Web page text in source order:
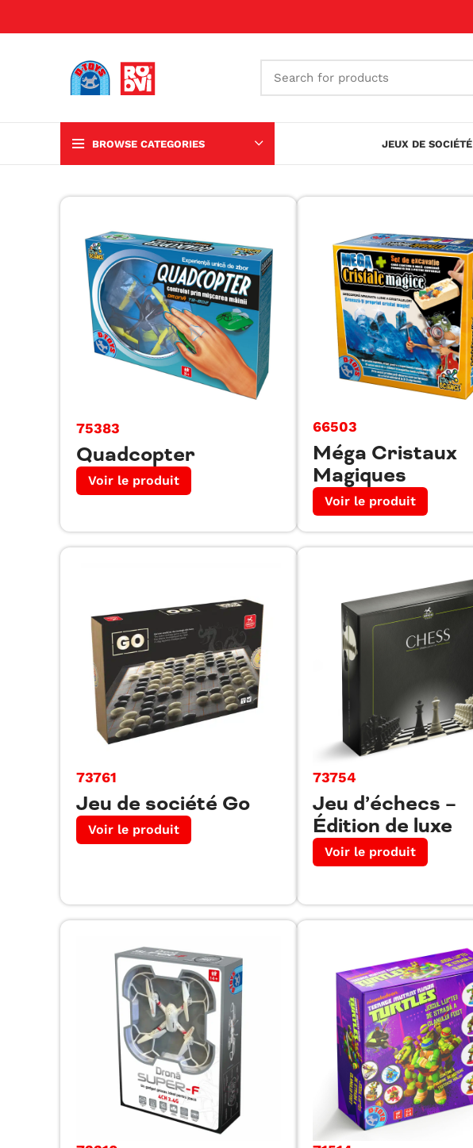
BROWSE CATEGORIES JEUX DE SOCIÉTÉ
75383
Quadcopter
Voir le produit
66503
Méga Cristaux
Magiques
Voir le produit
73761
Jeu de société Go
Voir le produit
73754
Jeu d’échecs –
Édition de luxe
Voir le produit